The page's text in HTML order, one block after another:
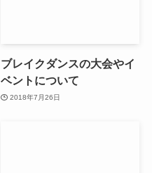
ブレイクダンスの大会やイ
ベントについて
2018年7月26日